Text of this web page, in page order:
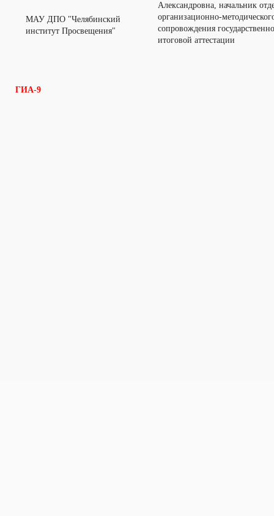
МАУ ДПО "Челябинский
институт Просвещения"
Александровна, начальник
организационно-
сопровождения
итоговой аттестации
ГИА-9